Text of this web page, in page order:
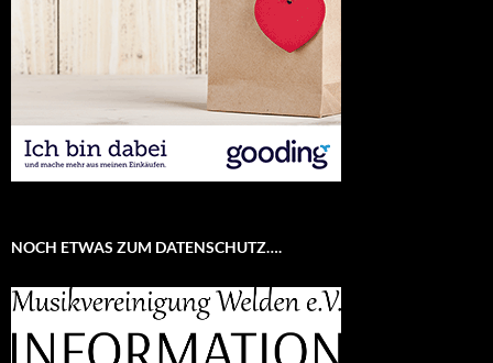
NOCH ETWAS ZUM DATENSCHUTZ….